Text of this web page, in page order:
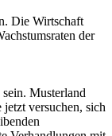
Die Wirtschaft
der
Musterland
versuchen, sich